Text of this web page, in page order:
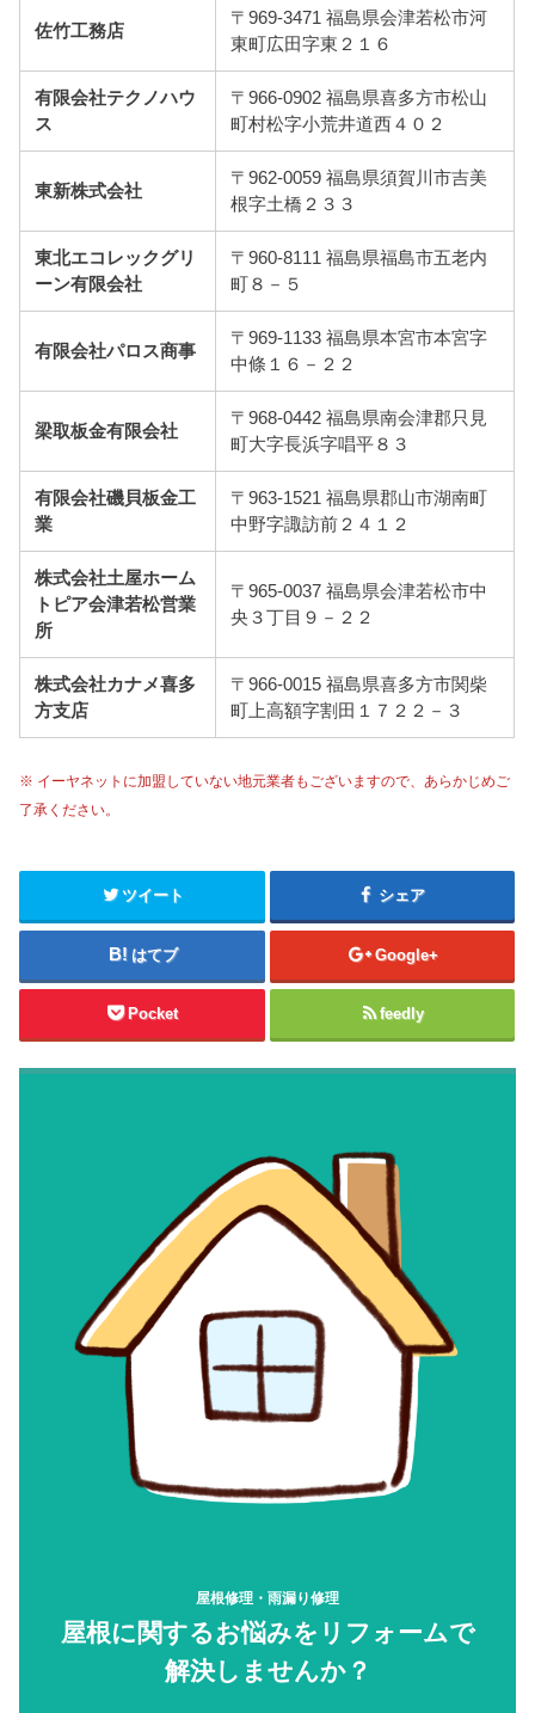
佐竹工務店
〒969-3471 福島県会津若松市河
東町広田字東２１６
有限会社テクノハウ
ス
〒966-0902 福島県喜多方市松山
町村松字小荒井道西４０２
東新株式会社
〒962-0059 福島県須賀川市吉美
根字土橋２３３
東北エコレックグリ
ーン有限会社
〒960-8111 福島県福島市五老内
町８－５
有限会社パロス商事
〒969-1133 福島県本宮市本宮字
中條１６－２２
梁取板金有限会社
〒968-0442 福島県南会津郡只見
町大字長浜字唱平８３
有限会社磯貝板金工
業
〒963-1521 福島県郡山市湖南町
中野字諏訪前２４１２
株式会社土屋ホーム
トピア会津若松営業
所
〒965-0037 福島県会津若松市中
央３丁目９－２２
株式会社カナメ喜多
方支店
〒966-0015 福島県喜多方市関柴
町上高額字割田１７２２－３
※ イーヤネットに加盟していない地元業者もございますので、あらかじめご
了承ください。
ツイート シェア
はてブ Google+
Pocket feedly
屋根修理・雨漏り修理
屋根に関するお悩みをリフォームで
解決しませんか？